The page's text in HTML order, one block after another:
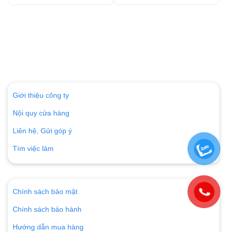
Giới thiệu công ty
Nội quy cửa hàng
Liên hệ, Gửi góp ý
Tìm việc làm
Chính sách bảo mật
Chính sách bảo hành
Hướng dẫn mua hàng